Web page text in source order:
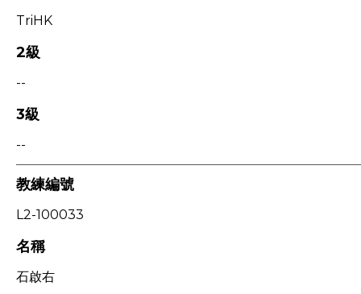
TriHK
2級
--
3級
--
教練編號
L2-100033
名稱
石啟右